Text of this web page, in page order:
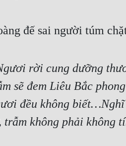
đế sai người túm
rời cung dưỡng
sẽ đem Liêu Bắc
đều không
trẫm không phải không